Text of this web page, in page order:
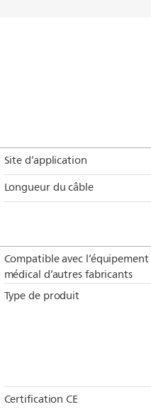
Site d’application
Longueur du câble
Compatible avec l’équipement
médical d’autres fabricants
Type de produit
Certification CE